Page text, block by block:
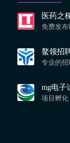
医药之
免费发
鳌领招
专业的
mg电子
项目孵